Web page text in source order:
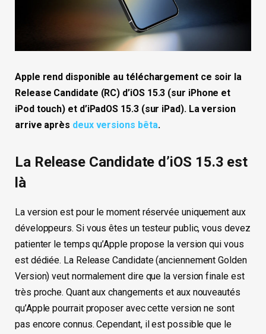
Apple rend disponible au téléchargement ce soir la
Release Candidate (RC) d’iOS 15.3 (sur iPhone et
iPod touch) et d’iPadOS 15.3 (sur iPad). La version
arrive après deux versions bêta.
La Release Candidate d’iOS 15.3 est
là
La version est pour le moment réservée uniquement aux
développeurs. Si vous êtes un testeur public, vous devez
patienter le temps qu’Apple propose la version qui vous
est dédiée. La Release Candidate (anciennement Golden
Version) veut normalement dire que la version finale est
très proche. Quant aux changements et aux nouveautés
qu’Apple pourrait proposer avec cette version ne sont
pas encore connus. Cependant, il est possible que le